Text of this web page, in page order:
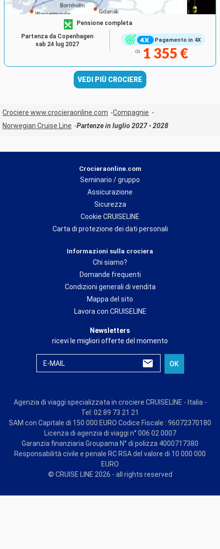
Pagamento in 4X
Pensione completa
da 1 355 €
Partenza da Copenhagen
sab 24 lug 2027
VEDI PIÙ CROCIERE
Crociere www.crocieraonline.com
Compagnie
Norwegian Cruise Line
Partenze in luglio 2027 - 2028
Crocieraonline.com
Seminario / gruppo
Assicurazione
Sicurezza
Cookie CRUISELINE
Carta di protezione dei dati personali
Informazioni sulla crociera
Chi siamo?
Domande frequenti
Condizioni generali di vendita
Mappa del sito
Lavora con CRUISELINE
Newsletters
ricevi le migliori offerte del momento
E-MAIL OK
Agenzia di viaggi specializzata in crociere CRUISELINE - Italia -
Tel: 02 89 73 21 21
SAM con Capitale di 150 000 EURO Codice Fiscale : 96072370180
Licenza di agenzia di viaggi n° 006 02 0007
Garanzia finanziaria Groupama N° di polizza 4000717380
Responsabilità civile e penale RC RSA del valore di 10 000 000
EURO
© CRUISE LINE 2026 - all rights reserved